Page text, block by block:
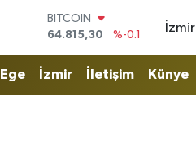
DOLAR
47,7436
%0.18
55,2510
%0.32
İzmir
Ege İzmir İletişim Künye